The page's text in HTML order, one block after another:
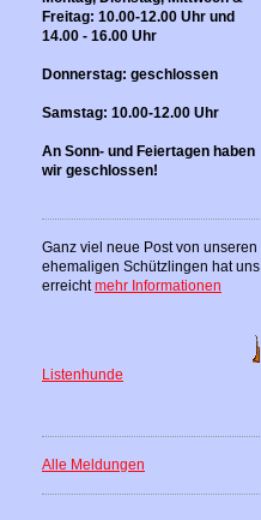
Freitag: 10.00-12.00 Uhr und
14.00 - 16.00 Uhr
Donnerstag: geschlossen
Samstag: 10.00-12.00 Uhr
An Sonn- und Feiertagen haben
wir geschlossen!
Ganz viel neue Post von unseren
ehemaligen Schützlingen hat uns
erreichtmehr Informationen
Listenhunde
Alle Meldungen